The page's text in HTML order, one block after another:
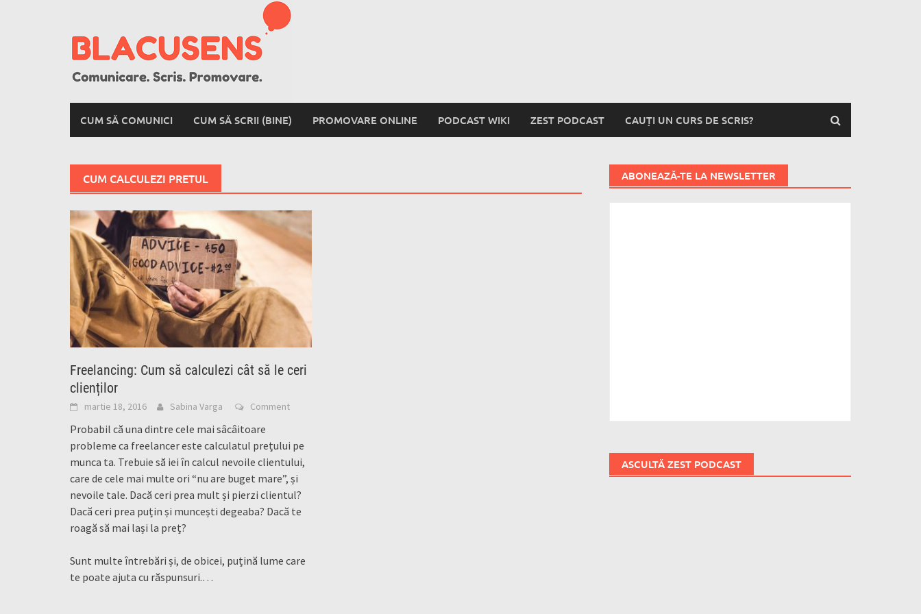
CUM SĂ COMUNICI CUM SĂ SCRII (BINE) PROMOVARE ONLINE PODCAST WIKI ZEST PODCAST CAUȚI UN CURS DE SCRIS?
CUM CALCULEZI PRETUL
Freelancing: Cum să calculezi cât să le ceri
clienților
martie 18, 2016 Sabina Varga Comment
Probabil că una dintre cele mai sâcâitoare
probleme ca freelancer este calculatul prețului pe
munca ta. Trebuie să iei în calcul nevoile clientului,
care de cele mai multe ori “nu are buget mare”, și
nevoile tale. Dacă ceri prea mult și pierzi clientul?
Dacă ceri prea puțin și muncești degeaba? Dacă te
roagă să mai lași la preț?
Sunt multe întrebări și, de obicei, puțină lume care
te poate ajuta cu răspunsuri.…
ABONEAZĂ-TE LA NEWSLETTER
ASCULTĂ ZEST PODCAST